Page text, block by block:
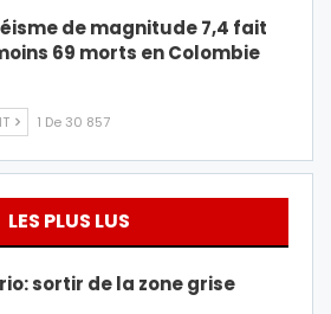
de magnitude 7,4 fait
69 morts en Colombie
1 De 30 857
LES PLUS LUS
sortir de la zone grise